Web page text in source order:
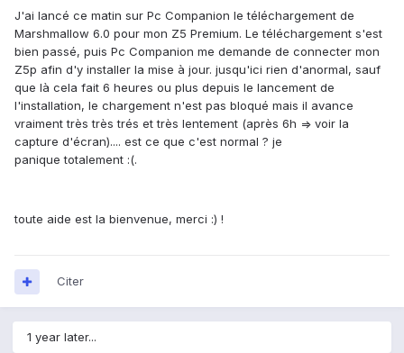
J'ai lancé ce matin sur Pc Companion le téléchargement de
Marshmallow 6.0 pour mon Z5 Premium. Le téléchargement s'est
bien passé, puis Pc Companion me demande de connecter mon
Z5p afin d'y installer la mise à jour. jusqu'ici rien d'anormal, sauf
que là cela fait 6 heures ou plus depuis le lancement de
l'installation, le chargement n'est pas bloqué mais il avance
vraiment très très trés et très lentement (après 6h => voir la
capture d'écran).... est ce que c'est normal ? je
panique totalement :(.
toute aide est la bienvenue, merci :) !
Citer
1 year later...